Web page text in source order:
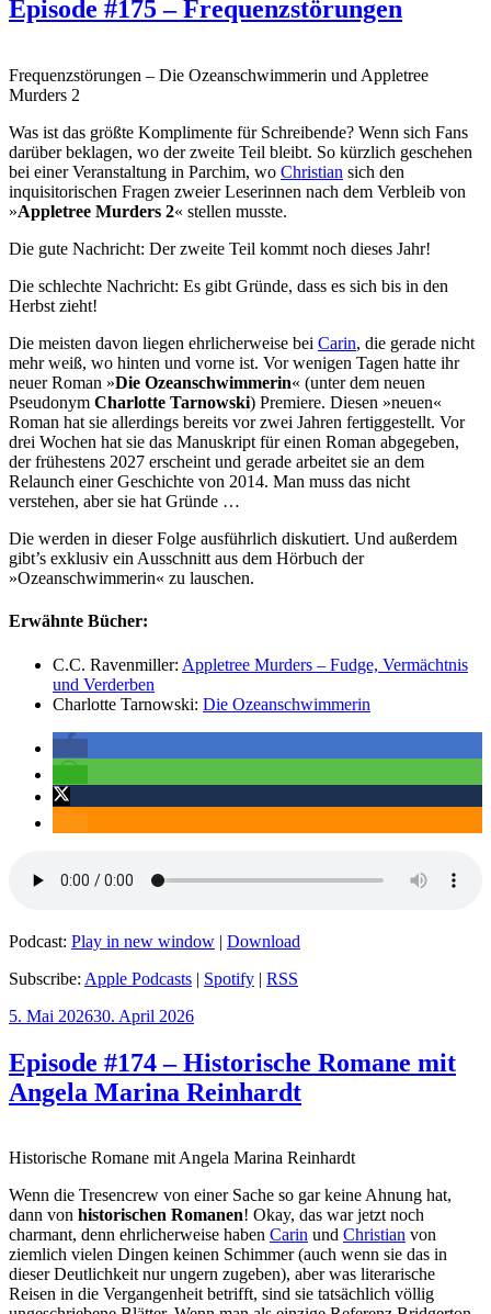
Episode #175 – Frequenzstörungen
Frequenzstörungen – Die Ozeanschwimmerin und Appletree
Murders 2
Was ist das größte Komplimente für Schreibende? Wenn sich Fans
darüber beklagen, wo der zweite Teil bleibt. So kürzlich geschehen
bei einer Veranstaltung in Parchim, wo Christian sich den
inquisitorischen Fragen zweier Leserinnen nach dem Verbleib von
»Appletree Murders 2« stellen musste.
Die gute Nachricht: Der zweite Teil kommt noch dieses Jahr!
Die schlechte Nachricht: Es gibt Gründe, dass es sich bis in den
Herbst zieht!
Die meisten davon liegen ehrlicherweise bei Carin, die gerade nicht
mehr weiß, wo hinten und vorne ist. Vor wenigen Tagen hatte ihr
neuer Roman »Die Ozeanschwimmerin« (unter dem neuen
Pseudonym Charlotte Tarnowski) Premiere. Diesen »neuen«
Roman hat sie allerdings bereits vor zwei Jahren fertiggestellt. Vor
drei Wochen hat sie das Manuskript für einen Roman abgegeben,
der frühestens 2027 erscheint und gerade arbeitet sie an dem
Relaunch einer Geschichte von 2014. Man muss das nicht
verstehen, aber sie hat Gründe …
Die werden in dieser Folge ausführlich diskutiert. Und außerdem
gibt’s exklusiv ein Ausschnitt aus dem Hörbuch der
»Ozeanschwimmerin« zu lauschen.
Erwähnte Bücher:
C.C. Ravenmiller: Appletree Murders – Fudge, Vermächtnis
und Verderben
Charlotte Tarnowski: Die Ozeanschwimmerin
Podcast: Play in new window | Download
Subscribe: Apple Podcasts | Spotify | RSS
Veröffentlicht
5. Mai 202630. April 2026
Episode #174 – Historische Romane mit
Angela Marina Reinhardt
Historische Romane mit Angela Marina Reinhardt
Wenn die Tresencrew von einer Sache so gar keine Ahnung hat,
dann von historischen Romanen! Okay, das war jetzt noch
charmant, denn ehrlicherweise haben Carin und Christian von
ziemlich vielen Dingen keinen Schimmer (auch wenn sie das in
dieser Deutlichkeit nur ungern zugeben), aber was literarische
Reisen in die Vergangenheit betrifft, sind sie tatsächlich völlig